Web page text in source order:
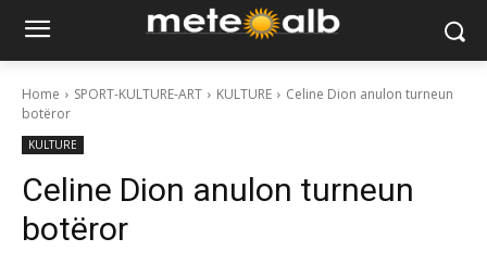
Home SPORT-KULTURE-ART KULTURE
Celine Dion anulon turneun
botëror
KULTURE
Celine Dion anulon turneun
botëror